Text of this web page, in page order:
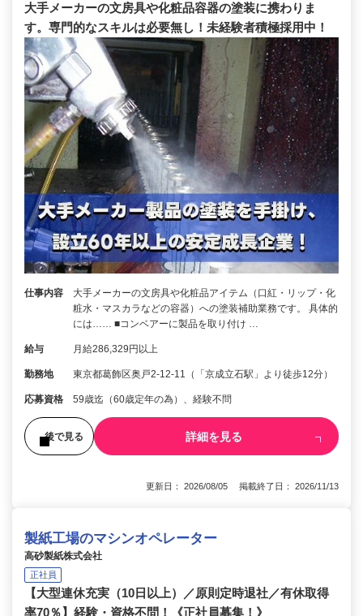
大手メーカーの文房具や化粧品容器の塗装に携わりま
す。専門的なスキルは必要無し！未経験者積極採用中！
仕事内容
大手メーカーの文房具や化粧品アイテム（口紅・リップ・化
粧水・マスカラなどの容器）への塗装補助業務です。 具体的
には…… ■コンベアーに製品を取り付け …
給与 月給286,329円以上
勤務地 東京都葛飾区奥戸2-12-11（「京成立石駅」より徒歩12分）
応募資格 59歳迄（60歳定年の為）、経験不問
後で見る 詳細を見る
更新日： 2026/08/05 掲載終了日： 2026/11/13
製紙工場のマシンオペレーター
高砂製紙株式会社
正社員
【大型連休充実（10日以上）／原則定時退社／有休取得
率70％】経験・資格不問！《正社員募集！》